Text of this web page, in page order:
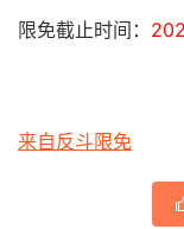
限免截止时间：
来自反斗限免